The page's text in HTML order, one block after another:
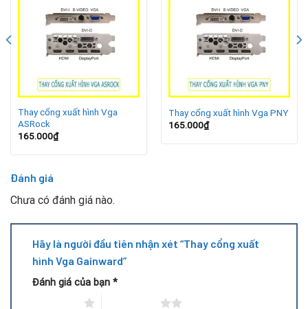
tầm trung đến cao cấp. Dưới đây là một số dòng thường
được mang đi sửa chữa hoặc thay cổng:
Gainward GeForce GTX 1060
Thay cổng xuất hình Vga
ASRock
165.000₫
Thay cổng xuất hình Vga PNY
165.000₫
Đánh giá
Chưa có đánh giá nào.
Hãy là người đầu tiên nhận xét “Thay cổng xuất
hình Vga Gainward”
Đánh giá của bạn *